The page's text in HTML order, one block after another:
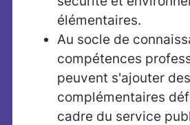
élémentaires.
Au socle de
compétences
peuvent s'ajouter
complémentaires
cadre du service